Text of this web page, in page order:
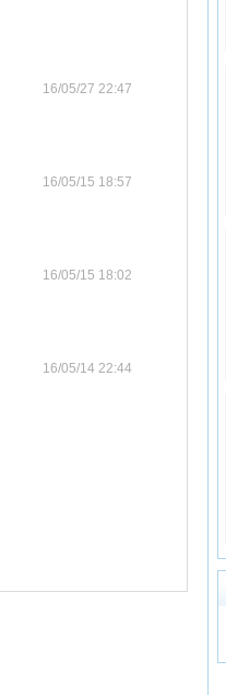
16/05/27 22:47
16/05/15 18:57
16/05/15 18:02
16/05/14 22:44